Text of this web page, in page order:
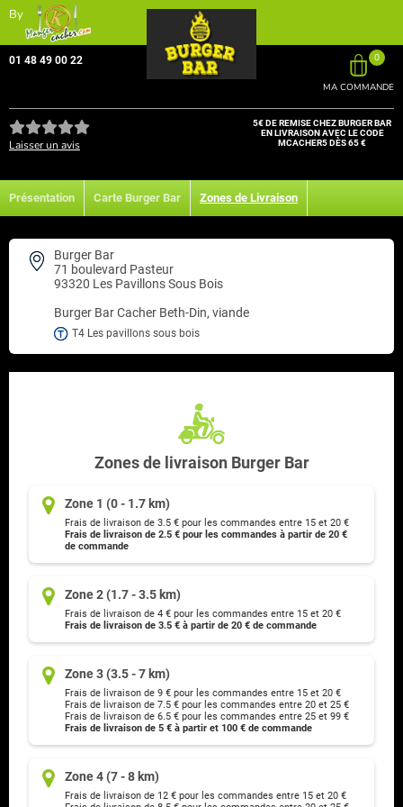
By
01 48 49 00 22
MA COMMANDE
0
Laisser un avis
5€ DE REMISE CHEZ BURGER BAR
EN LIVRAISON AVEC LE CODE
MCACHER5 DÈS 65 €
Présentation Carte Burger Bar Zones de Livraison
Burger Bar
71 boulevard Pasteur
93320 Les Pavillons Sous Bois
Burger BarCacher Beth-Din, viande
T4 Les pavillons sous bois
Zones de livraison Burger Bar
Zone 1 (0 - 1.7 km)
Frais de livraison de 3.5 € pour les commandes entre 15 et 20 €
Frais de livraison de 2.5 € pour les commandes à partir de 20 €
de commande
Zone 2 (1.7 - 3.5 km)
Frais de livraison de 4 € pour les commandes entre 15 et 20 €
Frais de livraison de 3.5 € à partir de 20 € de commande
Zone 3 (3.5 - 7 km)
Frais de livraison de 9 € pour les commandes entre 15 et 20 €
Frais de livraison de 7.5 € pour les commandes entre 20 et 25 €
Frais de livraison de 6.5 € pour les commandes entre 25 et 99 €
Frais de livraison de 5 € à partir et 100 € de commande
Zone 4 (7 - 8 km)
Frais de livraison de 12 € pour les commandes entre 15 et 20 €